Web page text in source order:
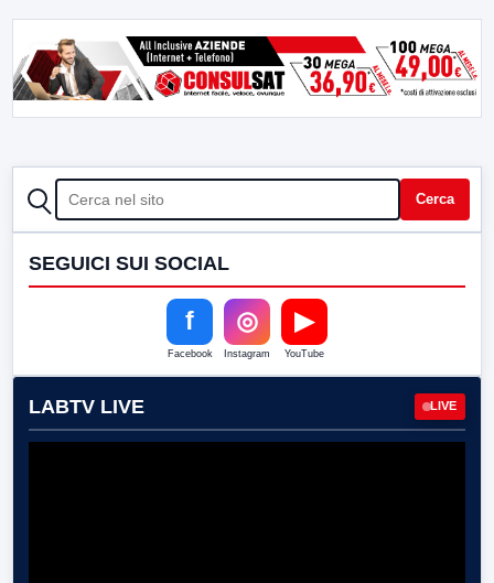
CERCA Cerca
SEGUICI SUI SOCIAL
f
Facebook
◎
Instagram
▶
YouTube
LABTV LIVE LIVE